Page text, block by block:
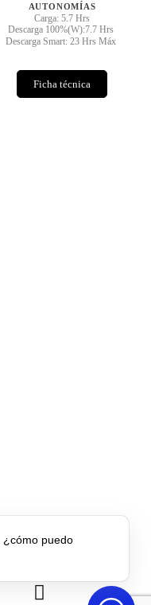
AUTONOMÍAS
Carga: 5.7 Hrs
Descarga 100%(W):7.7 Hrs
Descarga Smart: 23 Hrs Máx
Ficha técnica
¿cómo puedo